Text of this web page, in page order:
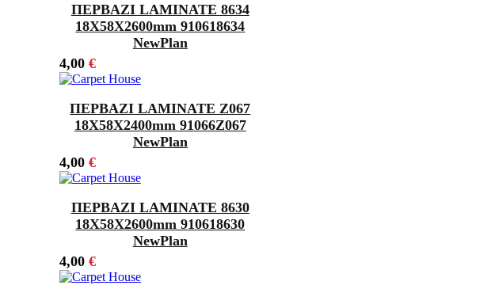
ΠΕΡΒΑΖΙ LAMINATE 8634
18Χ58X2600mm 910618634
NewPlan
4,00 €
ΠΕΡΒΑΖΙ LAMINATE Z067
18Χ58X2400mm 91066Z067
NewPlan
4,00 €
ΠΕΡΒΑΖΙ LAMINATE 8630
18Χ58X2600mm 910618630
NewPlan
4,00 €